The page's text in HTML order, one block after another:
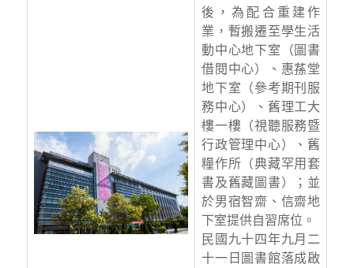
後，為配合重建作
業，暫搬遷至學生活
動中心地下室（圖書
借閱中心）、惠蓀堂
地下室（參考期刊服
務中心）、舊理工大
樓一樓（視聽服務暨
行政管理中心）、舊
糧作所（典藏罕用套
書及舊藏圖書）；並
於男宿智齋、信齋地
下室提供自習席位。
民國九十四年九月二
十一日圖書館落成啟